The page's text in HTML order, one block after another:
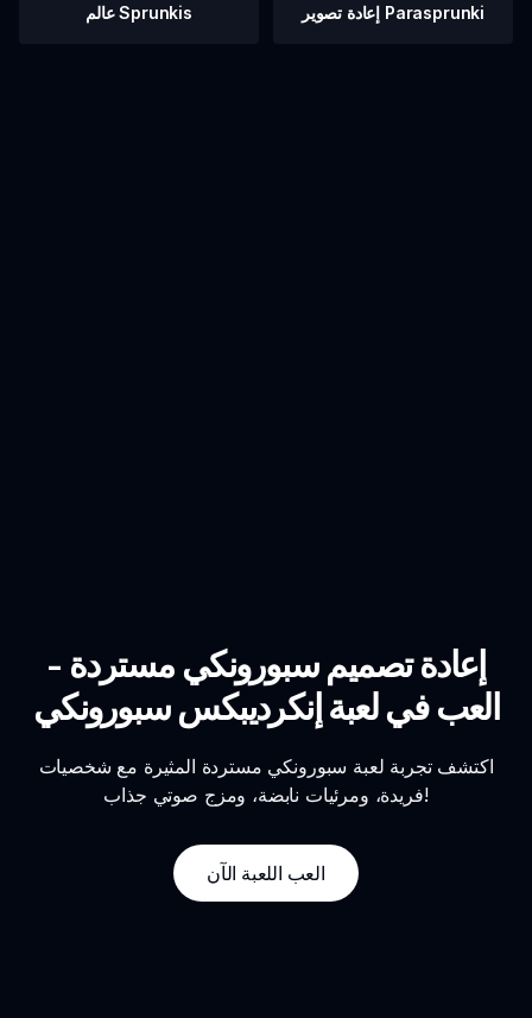
عالم Sprunkis إعادة تصوير Parasprunki
إعادة تصميم سبورونكي مستردة -
العب في لعبة إنكرديبكس سبورونكي
اكتشف تجربة لعبة سبورونكي مستردة المثيرة مع شخصيات
فريدة، ومرئيات نابضة، ومزج صوتي جذاب!
العب اللعبة الآن